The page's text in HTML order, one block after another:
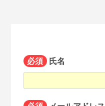
必須 氏名